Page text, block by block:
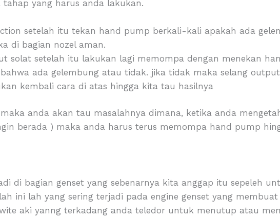
yang harus anda lakukan.
setelah itu tekan hand pump berkali-kali apakah ada
di bagian nozel aman.
solat setelah itu lakukan lagi memompa dengan menekan
ada gelembung atau tidak. jika tidak maka selang
kembali cara di atas hingga kita tau hasilnya
anda akan tau masalahnya dimana, ketika anda
berada ) maka anda harus terus memompa hand pump
di bagian genset yang sebenarnya kita anggap itu sepeleh
ini lah yang sering terjadi pada engine genset yang
aki yanng terkadang anda teledor untuk menutup atau